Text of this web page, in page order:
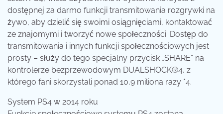
dostępnej za darmo funkcji transmitowania rozgrywki na
żywo, aby dzielić się swoimi osiągnięciami, kontaktować
ze znajomymi i tworzyć nowe społeczności. Dostęp do
transmitowania i innych funkcji społecznościowych jest
prosty – służy do tego specjalny przycisk „SHARE” na
kontrolerze bezprzewodowym DUALSHOCK®4, z
którego fani skorzystali ponad 10,9 miliona razy *4.
System PS4 w 2014 roku